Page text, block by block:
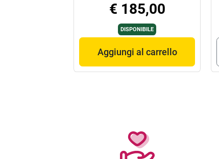
€ 185,00
DISPONIBILE
Aggiungi al carrello